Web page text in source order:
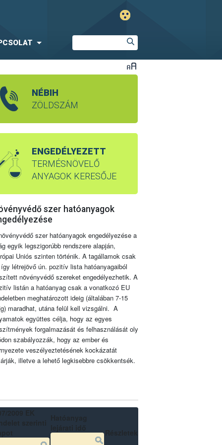
NÉBIH
ZÖLDSZÁM
ENGEDÉLYEZETT
TERMÉSNÖVELŐ
ANYAGOK KERESŐJE
szer hatóanyagok
szer hatóanyagok engedélyezése a
egyik legszigorúbb rendszere alapján,
Uniós szinten történik. A tagállamok csak
létrejövő ún. pozitív lista hatóanyagaiból
növényvédő szereket engedélyezhetik. A
listán a hatóanyag csak a vonatkozó EU
meghatározott ideig (általában 7-15
maradhat, utána felül kell vizsgálni. A
együttes célja, hogy az egyes
forgalmazását és felhasználását oly
szabályozzák, hogy az ember és
veszélyeztetésének kockázatát
illetve a lehető legkisebbre csökkentsék.